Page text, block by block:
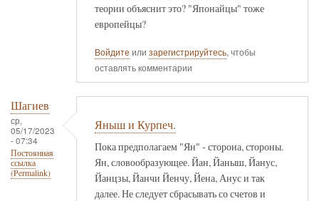
теории объяснит это? "Японайцы" тоже
европейцы?
Войдите или зарегистрируйтесь, чтобы
оставлять комментарии
Шагиев
ср,
05/17/2023
- 07:34
Постоянная
ссылка
(Permalink)
Яныш и Курпеч.
Пока предполагаем "Ян" - сторона, стороны.
Ян, словообразующее. Йан, Йаныш, Йанус,
Йанцзы, Йанчи Йенчу, Йена, Анус и так
далее. Не следует сбрасывать со счетов и